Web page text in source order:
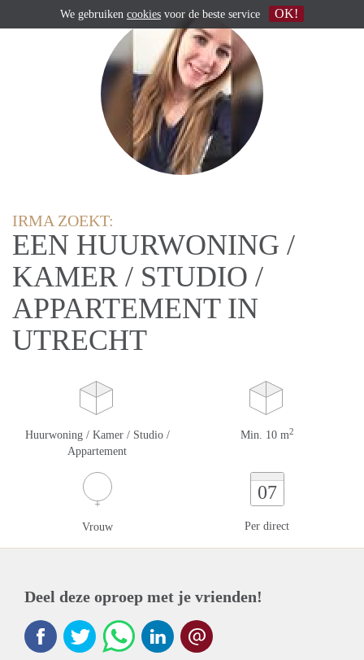
IRMA ZOEKT:
EEN HUURWONING /
KAMER / STUDIO /
APPARTEMENT IN
UTRECHT
Huurwoning / Kamer / Studio /
Appartement
Min. 10 m2
Vrouw
07
Per direct
Deel deze oproep met je vrienden!
We gebruiken cookies voor de beste service OK!